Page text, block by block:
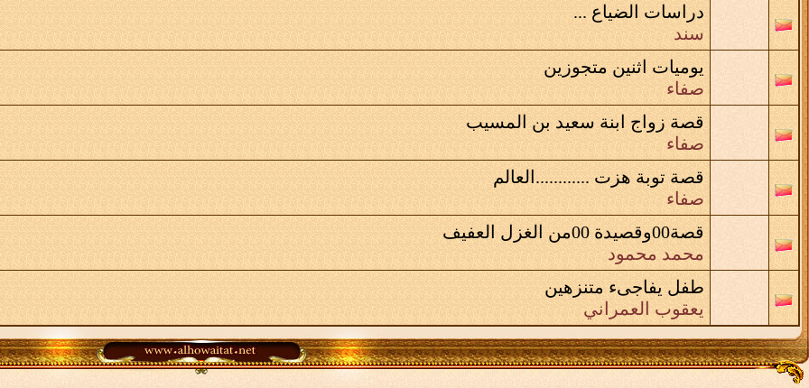
دراسات الضياع ...
سند
يوميات اثنين متجوزين
صفاء
قصة زواج ابنة سعيد بن المسيب
صفاء
قصة توبة هزت ............العالم
صفاء
قصة00وقصيدة 00من الغزل العفيف
محمد محمود
طفل يفاجىء متنزهين
يعقوب العمراني